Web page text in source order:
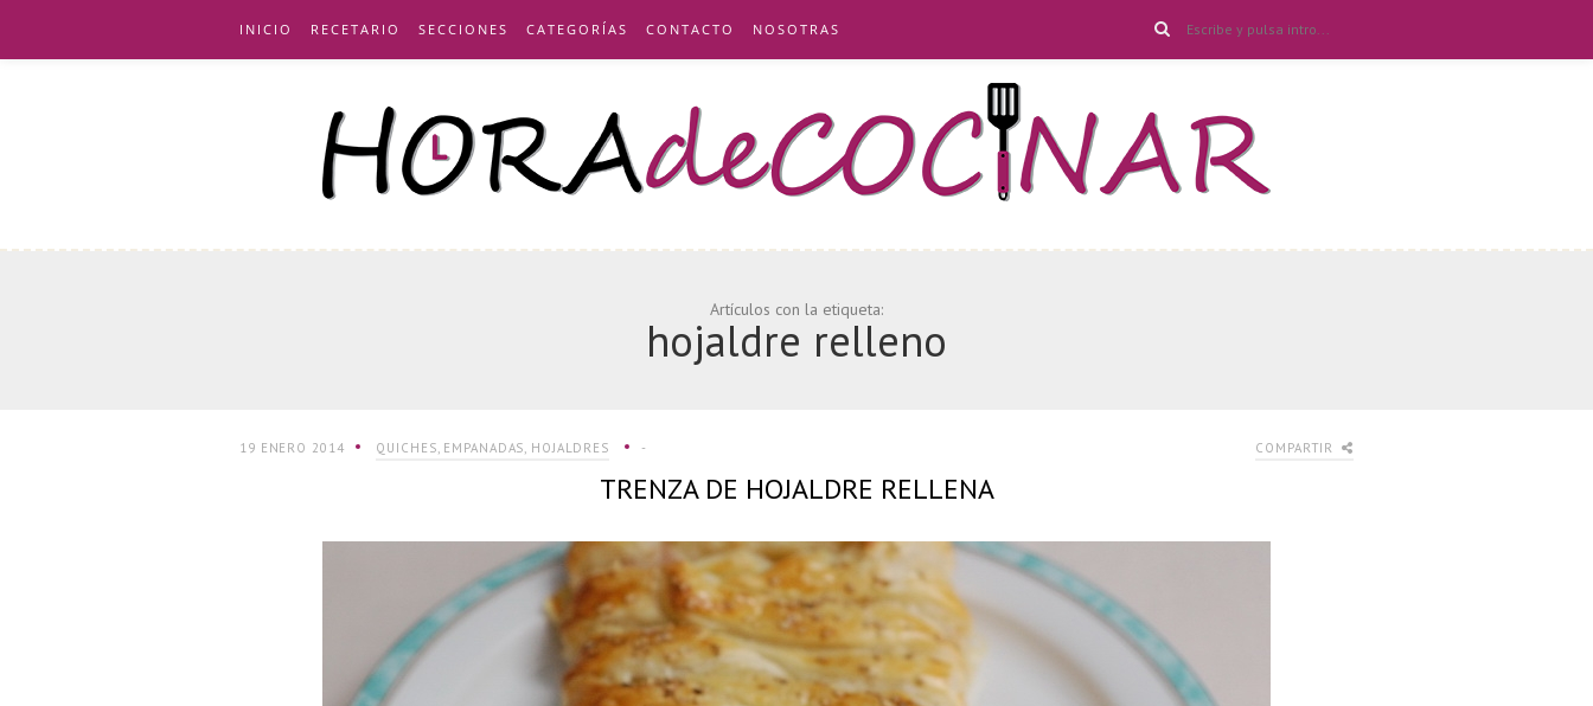
INICIO RECETARIO SECCIONES CATEGORÍAS CONTACTO NOSOTRAS
Artículos con la etiqueta:
hojaldre relleno
19 ENERO 2014 QUICHES, EMPANADAS, HOJALDRES - COMPARTIR
TRENZA DE HOJALDRE RELLENA